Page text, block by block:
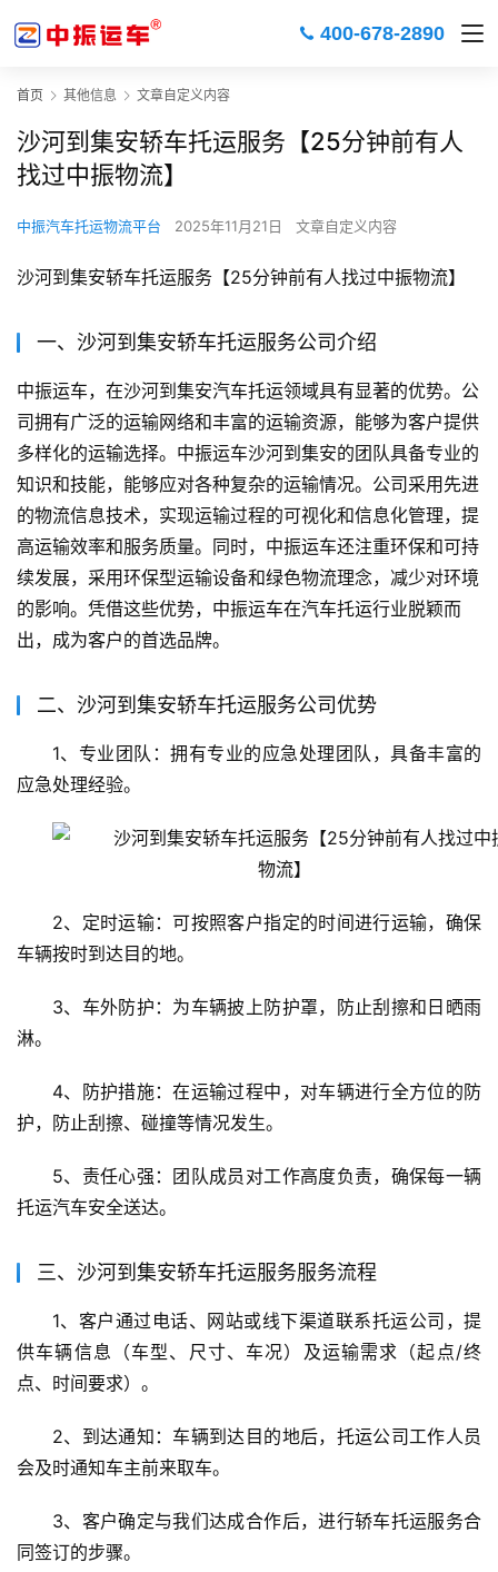
400-678-2890
首页 其他信息 文章自定义内容
沙河到集安轿车托运服务【25分钟前有人
找过中振物流】
中振汽车托运物流平台 2025年11月21日 文章自定义内容
沙河到集安轿车托运服务【25分钟前有人找过中振物流】
一、沙河到集安轿车托运服务公司介绍
中振运车，在沙河到集安汽车托运领域具有显著的优势。公
司拥有广泛的运输网络和丰富的运输资源，能够为客户提供
多样化的运输选择。中振运车沙河到集安的团队具备专业的
知识和技能，能够应对各种复杂的运输情况。公司采用先进
的物流信息技术，实现运输过程的可视化和信息化管理，提
高运输效率和服务质量。同时，中振运车还注重环保和可持
续发展，采用环保型运输设备和绿色物流理念，减少对环境
的影响。凭借这些优势，中振运车在汽车托运行业脱颖而
出，成为客户的首选品牌。
二、沙河到集安轿车托运服务公司优势
1、专业团队：拥有专业的应急处理团队，具备丰富的
应急处理经验。
2、定时运输：可按照客户指定的时间进行运输，确保
车辆按时到达目的地。
3、车外防护：为车辆披上防护罩，防止刮擦和日晒雨
淋。
4、防护措施：在运输过程中，对车辆进行全方位的防
护，防止刮擦、碰撞等情况发生。
5、责任心强：团队成员对工作高度负责，确保每一辆
托运汽车安全送达。
三、沙河到集安轿车托运服务服务流程
1、客户通过电话、网站或线下渠道联系托运公司，提
供车辆信息（车型、尺寸、车况）及运输需求（起点/终
点、时间要求）。
2、到达通知：车辆到达目的地后，托运公司工作人员
会及时通知车主前来取车。
3、客户确定与我们达成合作后，进行轿车托运服务合
同签订的步骤。